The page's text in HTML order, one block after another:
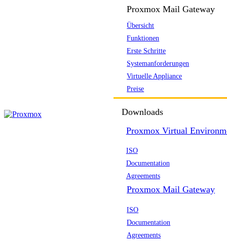
Proxmox Mail Gateway
Übersicht
Funktionen
Erste Schritte
Systemanforderungen
Virtuelle Appliance
Preise
Downloads
Proxmox Virtual
ISO
Documentation
Agreements
Proxmox Mail Gateway
ISO
Documentation
Agreements